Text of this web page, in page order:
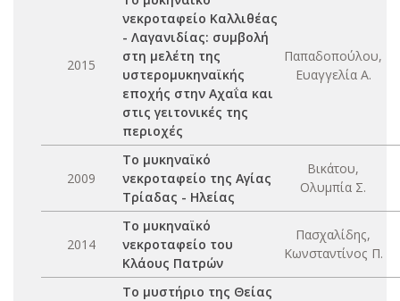
2015
νεκροταφείο Καλλιθέας
- Λαγανιδίας: συμβολή
στη μελέτη της
υστερομυκηναϊκής
εποχής στην Αχαΐα και
στις γειτονικές της
περιοχές
Παπαδοπούλου,
Ευαγγελία Α.
2009
Το μυκηναϊκό
νεκροταφείο της Αγίας
Τρίαδας - Ηλείας
Βικάτου,
Ολυμπία Σ.
2014
Το μυκηναϊκό
νεκροταφείο του
Κλάους Πατρών
Πασχαλίδης,
Κωνσταντίνος Π.
Το μυστήριο της Θείας